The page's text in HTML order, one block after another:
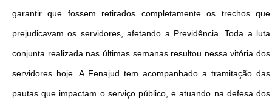
garantir que fossem retirados completamente os trechos que
prejudicavam os servidores, afetando a Previdência. Toda a luta
conjunta realizada nas últimas semanas resultou nessa vitória dos
servidores hoje. A Fenajud tem acompanhado a tramitação das
pautas que impactam o serviço público, e atuando na defesa dos